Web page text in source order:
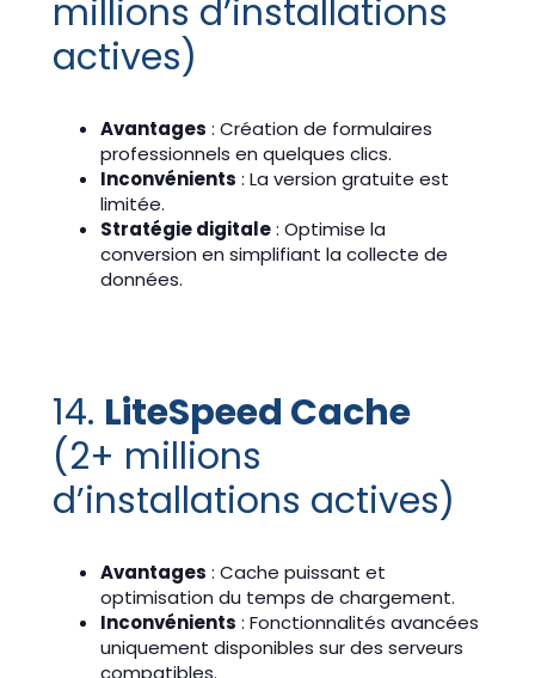
millions d’installations
actives)
Avantages : Création de formulaires
professionnels en quelques clics.
Inconvénients : La version gratuite est
limitée.
Stratégie digitale: Optimise la
conversion en simplifiant la collecte de
données.
14. LiteSpeed Cache
(2+ millions
d’installations actives)
Avantages : Cache puissant et
optimisation du temps de chargement.
Inconvénients : Fonctionnalités avancées
uniquement disponibles sur des serveurs
compatibles.